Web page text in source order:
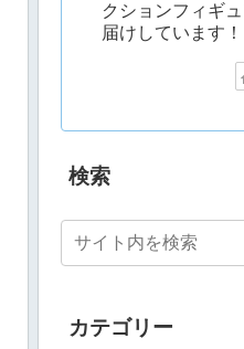
クションフィギ
届けしています！
検索
カテゴリー